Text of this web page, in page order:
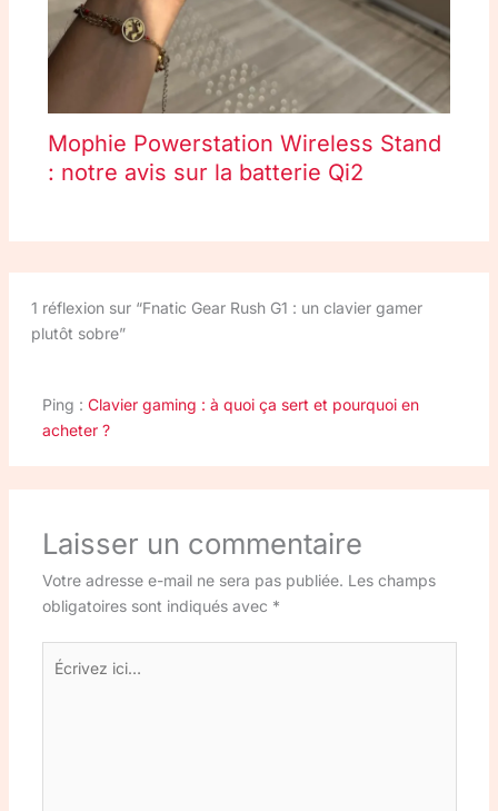
Mophie Powerstation Wireless Stand
: notre avis sur la batterie Qi2
1 réflexion sur “Fnatic Gear Rush G1 : un clavier gamer
plutôt sobre”
Ping : Clavier gaming : à quoi ça sert et pourquoi en
acheter ?
Laisser un commentaire
Votre adresse e-mail ne sera pas publiée. Les champs
obligatoires sont indiqués avec *
Écrivez
ici…